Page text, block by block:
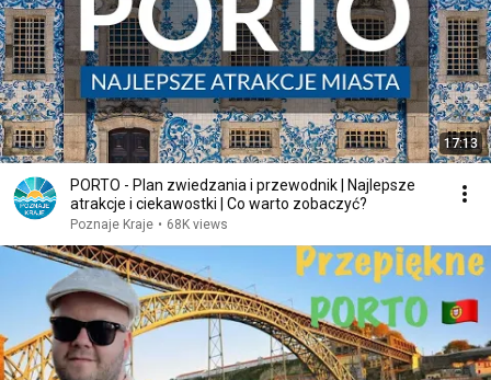
17:13
PORTO - Plan zwiedzania i przewodnik | Najlepsze
atrakcje i ciekawostki | Co warto zobaczyć?
Poznaje Kraje • 68K views